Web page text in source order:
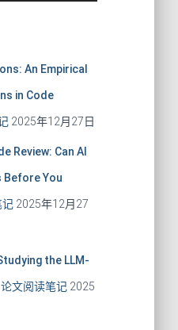
箭
键
来
高
低
。
An Empirical
in Code
2025年12月27日
Review: Can AI
Before You
2025年12月27
the LLM-
文阅读笔记 2025